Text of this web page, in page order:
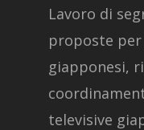
Lavoro di
proposte
giapponesi,
televisive